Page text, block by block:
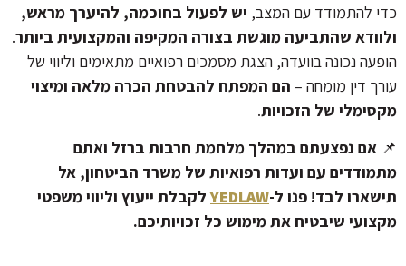
כדי להתמודד עם המצב, יש לפעול בחוכמה, להיערך מראש,
ולוודא שהתביעה מוגשת בצורה המקיפה והמקצועית ביותר.
הופעה נכונה בוועדה, הצגת מסמכים רפואיים מתאימים וליווי של
עורך דין מומחה – הם המפתח להבטחת הכרה מלאה ומיצוי
מקסימלי של הזכויות.
📌 אם נפצעתם במהלך מלחמת חרבות ברזל ואתם
מתמודדים עם ועדות רפואיות של משרד הביטחון, אל
תישארו לבד! פנו ל-YEDLAWלקבלת ייעוץ וליווי משפטי
מקצועי שיבטיח את מימוש כל זכויותיכם.